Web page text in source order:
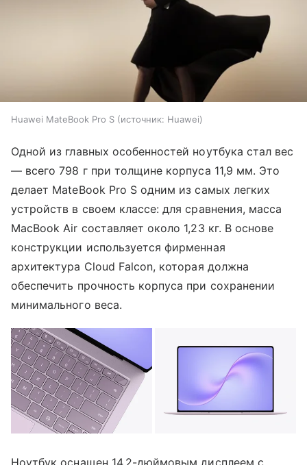
Huawei MateBook Pro S источник: Huawei
Одной из главных особенностей ноутбука стал вес
— всего 798 г при толщине корпуса 11,9 мм. Это
делает MateBook Pro S одним из самых легких
устройств в своем классе: для сравнения, масса
MacBook Air составляет около 1,23 кг. В основе
конструкции используется фирменная
архитектура Cloud Falcon, которая должна
обеспечить прочность корпуса при сохранении
минимального веса.
Ноутбук оснащен 14,2-дюймовым дисплеем с